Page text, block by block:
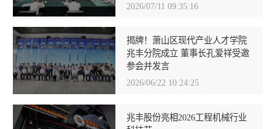
2026/07/11 09:35:16
揭牌！萧山区现代产业人才学院
兆丰分院成立 董事长孔爱祥受邀
参会并发言
2026/06/22 10:24:25
兆丰股份亮相2026工程机械行业